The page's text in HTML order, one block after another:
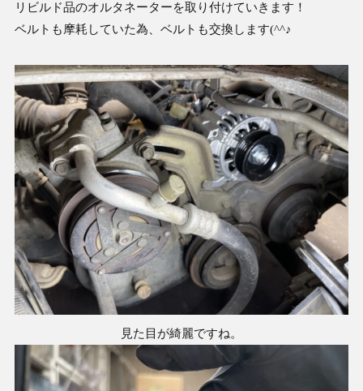
リビルド品のオルタネーターを取り付けていきます！
ベルトも摩耗していた為、ベルトも交換します(^^♪
見た目が綺麗ですね。